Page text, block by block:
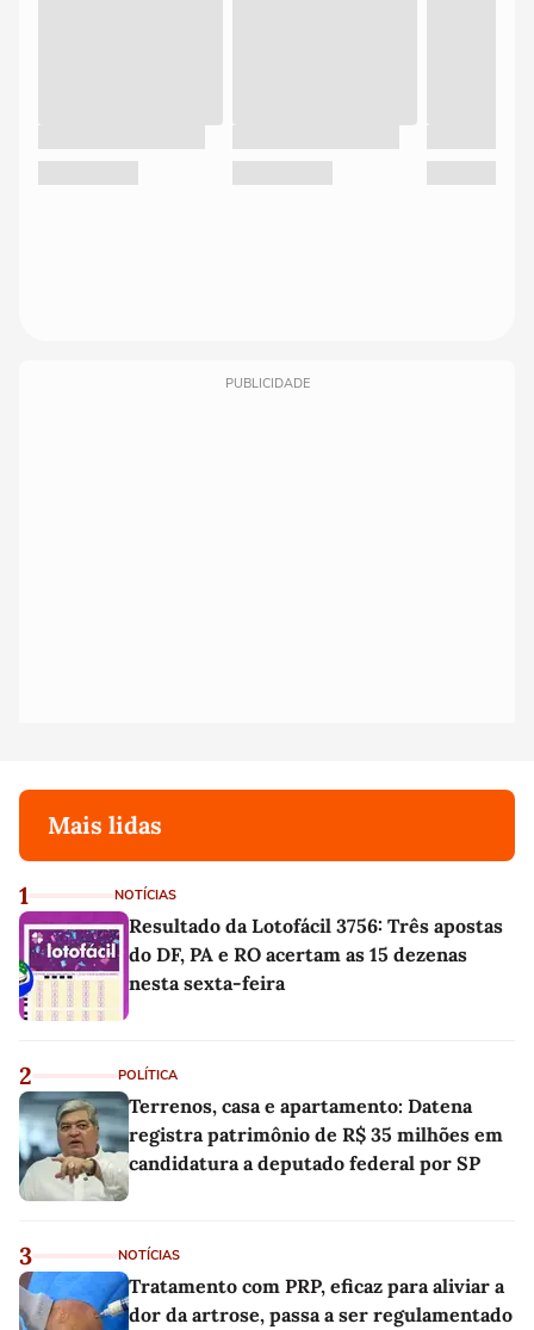
PUBLICIDADE
Mais lidas
1 NOTÍCIAS
Resultado da Lotofácil 3756: Três apostas
do DF, PA e RO acertam as 15 dezenas
nesta sexta-feira
2 POLÍTICA
Terrenos, casa e apartamento: Datena
registra patrimônio de R$ 35 milhões em
candidatura a deputado federal por SP
3 NOTÍCIAS
Tratamento com PRP, eficaz para aliviar a
dor da artrose, passa a ser regulamentado